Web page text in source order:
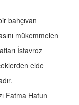
bahçıvan
mükemmelen
İstavroz
elde
Fatma Hatun